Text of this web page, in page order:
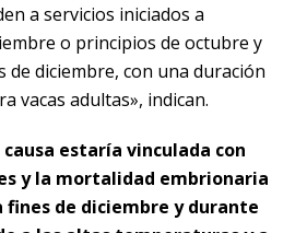
a servicios iniciados a
o principios de octubre y
de diciembre, con una duración
vacas adultas», indican.
causa estaría vinculada con
y la mortalidad embrionaria
fines de diciembre y durante